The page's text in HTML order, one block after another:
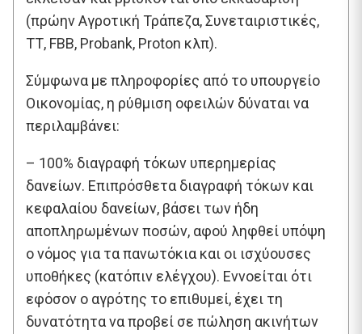
(πρώην Αγροτική Τράπεζα, Συνεταιριστικές,
ΤΤ, FBB, Probank, Proton κλπ).
Σύμφωνα με πληροφορίες από το υπουργείο
Οικονομίας, η ρύθμιση οφειλών δύναται να
περιλαμβάνει:
– 100% διαγραφή τόκων υπερημερίας
δανείων. Επιπρόσθετα διαγραφή τόκων και
κεφαλαίου δανείων, βάσει των ήδη
αποπληρωμένων ποσών, αφού ληφθεί υπόψη
ο νόμος για τα πανωτόκια και οι ισχύουσες
υποθήκες (κατόπιν ελέγχου). Εννοείται ότι
εφόσον ο αγρότης το επιθυμεί, έχει τη
δυνατότητα να προβεί σε πώληση ακινήτων